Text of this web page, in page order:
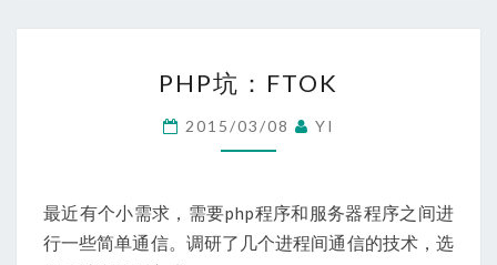
坑：
FTOK
PHP坑：FTOK
2015/03/08 YI
最近有个小需求，需要php程序和服务器程序之间进
行一些简单通信。调研了几个进程间通信的技术，选